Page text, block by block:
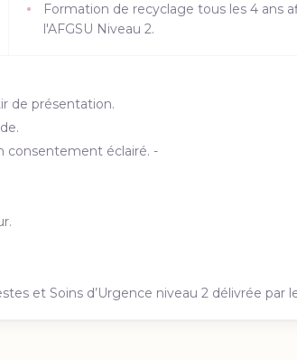
Formation de recyclage tous les 4 ans
l'AFGSU Niveau 2.
de présentation.
consentement éclairé. -
et Soins d’Urgence niveau 2 délivrée par